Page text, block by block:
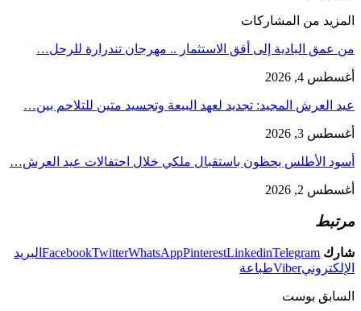
المزيد من المشاركات
من عمق البادية إلى أفق الاستثمار .. مهرجان تندرارة للرحل…
أغسطس 4, 2026
عيد العرش المجيد: تجديد لعهد البيعة وتجسيد متين للتلاحم بين…
أغسطس 3, 2026
أسود الأطلس يحظون باستقبال ملكي خلال احتفالات عيد العرش…
أغسطس 2, 2026
مرتبط
شارك FacebookTwitterWhatsAppPinterestLinkedinTelegram
البريد
الإلكترونيViberطباعة
السابق بوست